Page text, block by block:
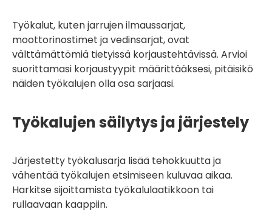
Työkalut, kuten jarrujen ilmaussarjat,
moottorinostimet ja vedinsarjat, ovat
välttämättömiä tietyissä korjaustehtävissä. Arvioi
suorittamasi korjaustyypit määrittääksesi, pitäisikö
näiden työkalujen olla osa sarjaasi.
Työkalujen säilytys ja järjestely
Järjestetty työkalusarja lisää tehokkuutta ja
vähentää työkalujen etsimiseen kuluvaa aikaa.
Harkitse sijoittamista työkalulaatikkoon tai
rullaavaan kaappiin.